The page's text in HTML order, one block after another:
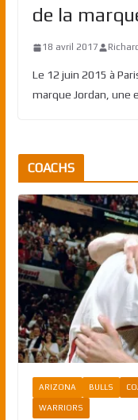
de la
18 avril 2017
Le 12 juin 2015 à
marque Jordan, une
COACHS
ARIZONA BULLS
WARRIORS